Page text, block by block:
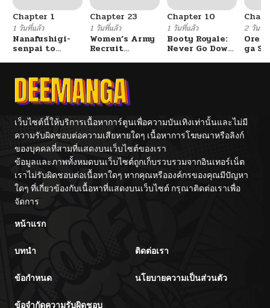
Chapter 1
1 วันที่แล้ว
Nanafushigi-
senpai to
Chapter 23
1 วันที่แล้ว
Women’s Army
Recruit
Chapter 10
1 วันที่แล้ว
Booty Royale:
Never Go Down
2 วันที่แ
Ore
ga
เว็บไซต์นี้ให้บริการเนื้อหาการ์ตูนเพื่อความบันเทิงเท่านั้นและไม่มี
ความรับผิดชอบต่อความเสียหายใดๆ เนื้อหาการโฆษณาหรือลิงก์
ของบุคคลที่สามที่แสดงบนเว็บไซต์ของเรา
ข้อมูลและภาพทั้งหมดบนเว็บไซต์ถูกเก็บรวบรวมจากอินเทอร์เน็ต
เราไม่รับผิดชอบต่อเนื้อหาใดๆ หากคุณหรือองค์กรของคุณมีปัญหา
ใดๆ ที่เกี่ยวข้องกับเนื้อหาที่แสดงบนเว็บไซต์ กรุณาติดต่อเราเพื่อ
จัดการ
หน้าแรก
บทนำ ติดต่อเรา
ข้อกำหนด นโยบายความเป็นส่วนตัว
ข้อจำกัดความรับผิดชอบ